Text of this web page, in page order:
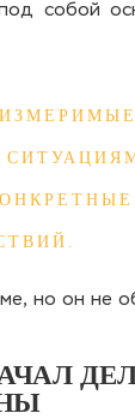
собой
но он не